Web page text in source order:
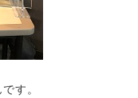
す。